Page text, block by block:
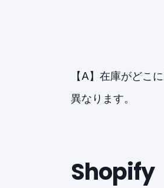
【A】在庫がどこ
異なります。
Shopify